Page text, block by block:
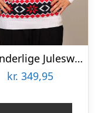
Vidunderlige Julesweater – dame / kvinder.
kr. 349,95